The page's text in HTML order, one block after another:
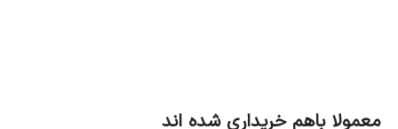
معمولا باهم خریداری شده اند